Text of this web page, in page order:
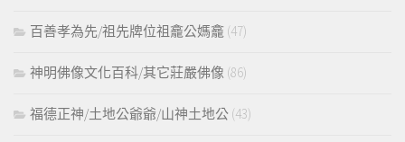
百善孝為先/祖先牌位祖龕公媽龕 (47)
神明佛像文化百科/其它莊嚴佛像 (86)
福德正神/土地公爺爺/山神土地公 (43)